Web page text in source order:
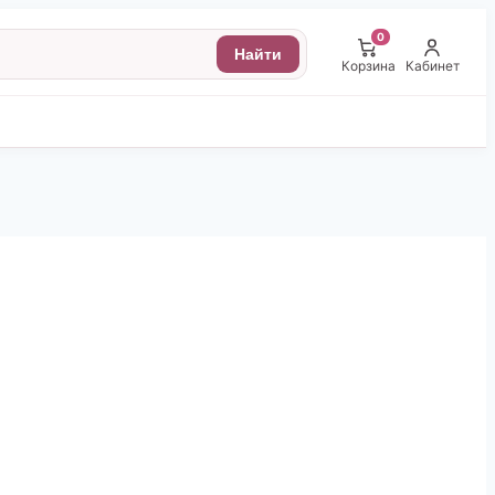
Найти
0
Корзина Кабинет